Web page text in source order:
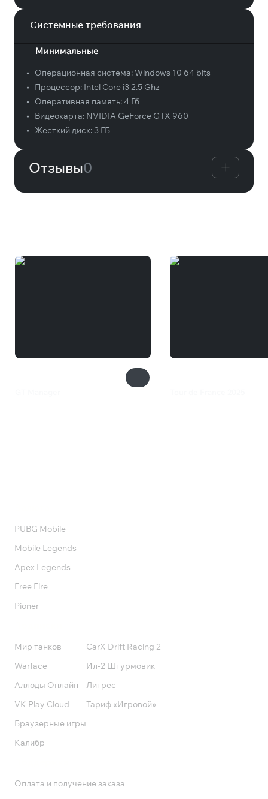
Системные требования
Минимальные
• Операционная система:Windows 10 64 bits
•
Процессор: Intel Core i3 2.5 Ghz
•
Оперативная память:4 Гб
•
Видеокарта: NVIDIA GeForce GTX 960
•
Жесткий диск: 3 ГБ
Отзывы0
PUBG Mobile
Mobile Legends
Apex Legends
Free Fire
Pioner
Мир танков
Warface
Аллоды Онлайн
VK Play Cloud
Браузерные игры
Калибр
CarX Drift Racing 2
Ил-2 Штурмовик
Литрес
Тариф «Игровой»
Оплата и получение заказа